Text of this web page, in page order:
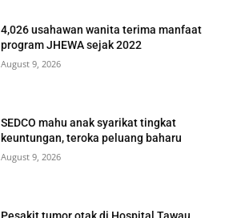
4,026 usahawan wanita terima manfaat
program JHEWA sejak 2022
August 9, 2026
SEDCO mahu anak syarikat tingkat
keuntungan, teroka peluang baharu
August 9, 2026
Pesakit tumor otak di Hospital Tawau